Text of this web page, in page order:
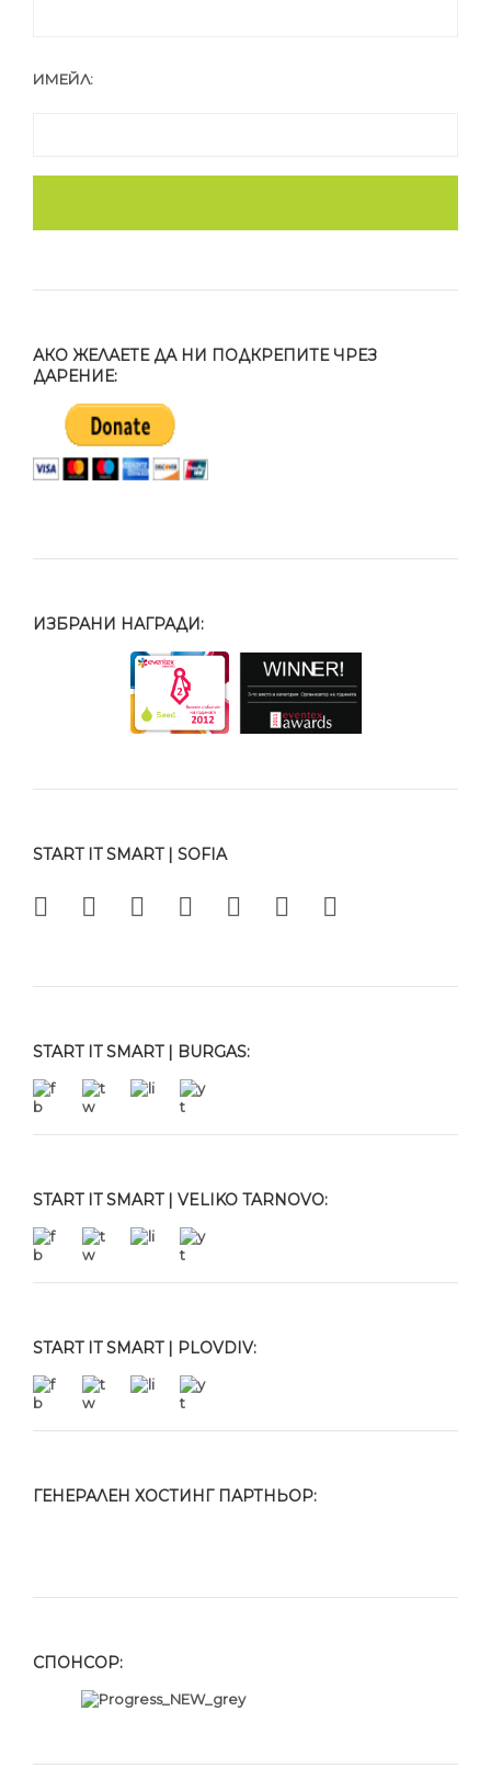
ИМЕЙЛ:
АКО ЖЕЛАЕТЕ ДА НИ ПОДКРЕПИТЕ ЧРЕЗ
ДАРЕНИЕ:
ИЗБРАНИ НАГРАДИ:
START IT SMART | SOFIA
START IT SMART | BURGAS:
START IT SMART | VELIKO TARNOVO:
START IT SMART | PLOVDIV:
ГЕНЕРАЛЕН ХОСТИНГ ПАРТНЬОР:
СПОНСОР: